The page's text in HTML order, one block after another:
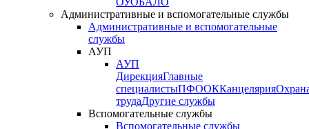
Административные и вспомогательные службы
Административные и вспомогательные
службы
АУП
АУП
ДирекцияГлавные
специалистыПФООККанцелярия
трудаДругие службы
Вспомогательные службы
Вспомогательные службы